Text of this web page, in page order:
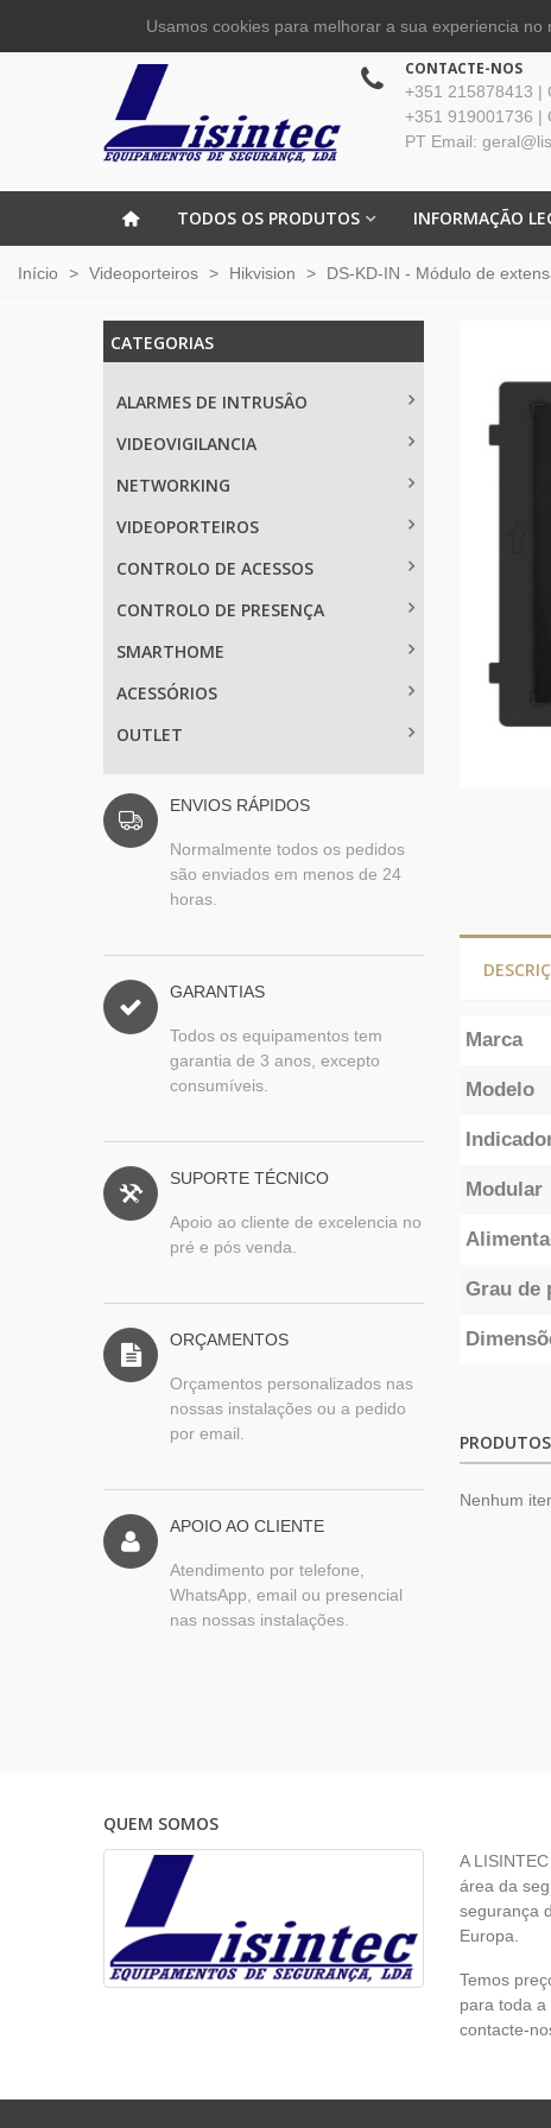
CONTACTE-NOS
+351 215878413 |
+351 919001736 |
PT Email:
TODOS OS PRODUTOS INFORMAÇÃO
Início > Videoporteiros > Hikvision > DS-KD-IN - Módulo de
CATEGORIAS
ALARMES DE INTRUSÂO
VIDEOVIGILANCIA
NETWORKING
VIDEOPORTEIROS
CONTROLO DE ACESSOS
CONTROLO DE PRESENÇA
SMARTHOME
ACESSÓRIOS
OUTLET
ENVIOS RÁPIDOS
Normalmente todos os pedidos
são enviados em menos de 24
horas.
GARANTIAS
Todos os equipamentos tem
garantia de 3 anos, excepto
consumíveis.
SUPORTE TÉCNICO
Apoio ao cliente de excelencia no
pré e pós venda.
ORÇAMENTOS
Orçamentos personalizados nas
nossas instalações ou a pedido
por email.
APOIO AO CLIENTE
Atendimento por telefone,
WhatsApp, email ou presencial
nas nossas instalações.
Marca
Modelo
Modular
Grau de
Nenhum
QUEM SOMOS
A
área da
segurança
Europa.
Temos
para toda
contacte-
Usamos cookies para melhorar a sua experiencia